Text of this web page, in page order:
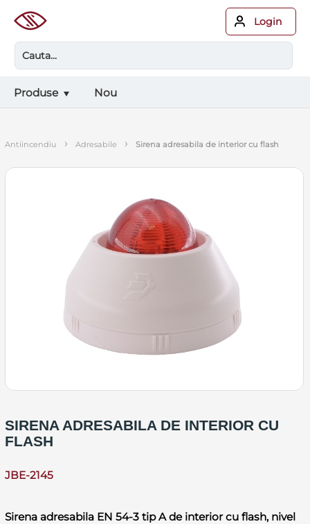
Login
Produse Nou
antiincendiu › adresabile › sirena adresabila de interior cu flash
SIRENA ADRESABILA DE INTERIOR CU
FLASH
JBE-2145
Sirena adresabila EN 54-3 tip A de interior cu flash, nivel